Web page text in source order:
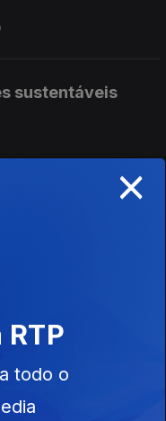
sustentáveis
um Museu
e ODS
×
todo o